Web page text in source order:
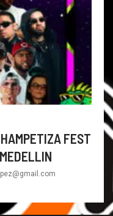
FEST